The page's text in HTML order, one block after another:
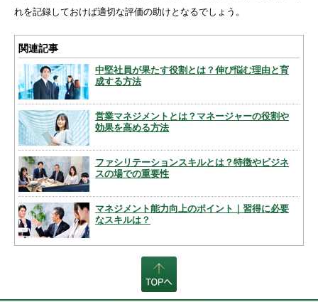
れを記録しておけば適切な評価の助けとなるでしょう。
関連記事
中堅社員が果たす役割とは？伸び悩む理由と育
成する方法
営業マネジメントとは？マネージャーの役割や
効果を高める方法
ファシリテーションスキルとは？特徴やビジネ
スの場での重要性
マネジメント能力向上のポイント｜習得に必要
なスキルは？